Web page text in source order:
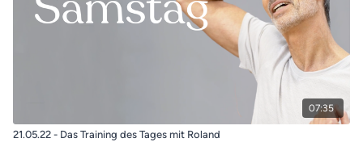
07:35
21.05.22 - Das Training des Tages mit Roland